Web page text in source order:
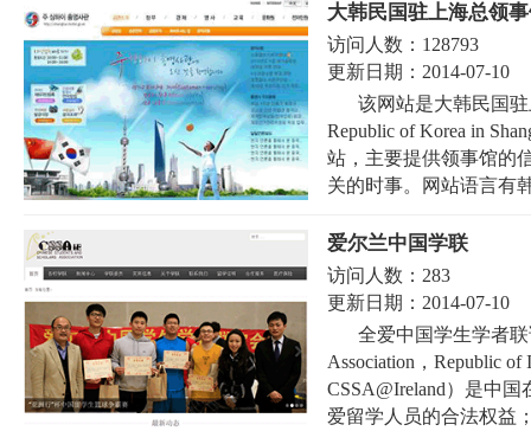
大韩民国驻上海总领
访问人数： 128793
更新日期： 2014-07-10
该网站是大韩民国驻
Republic of Korea in
站，主要提供领事馆的
关的时事。网站语言有
爱尔兰中国学联
访问人数： 283
更新日期： 2014-07-10
全爱中国学生学者联
Association，Republic
CSSA@Ireland）是中
爱留学人员的合法权益